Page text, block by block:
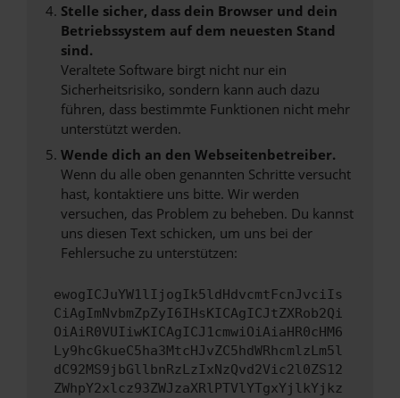
Stelle sicher, dass dein Browser und dein
Betriebssystem auf dem neuesten Stand
sind.
Veraltete Software birgt nicht nur ein
Sicherheitsrisiko, sondern kann auch dazu
führen, dass bestimmte Funktionen nicht mehr
unterstützt werden.
Wende dich an den Webseitenbetreiber.
Wenn du alle oben genannten Schritte versucht
hast, kontaktiere uns bitte. Wir werden
versuchen, das Problem zu beheben. Du kannst
uns diesen Text schicken, um uns bei der
Fehlersuche zu unterstützen:
ewogICJuYW1lIjogIk5ldHdvcmtFcnJvciIs
CiAgImNvbmZpZyI6IHsKICAgICJtZXRob2Qi
OiAiR0VUIiwKICAgICJ1cmwiOiAiaHR0cHM6
Ly9hcGkueC5ha3MtcHJvZC5hdWRhcmlzLm5l
dC92MS9jbGllbnRzLzIxNzQvd2Vic2l0ZS12
ZWhpY2xlcz93ZWJzaXRlPTVlYTgxYjlkYjkz